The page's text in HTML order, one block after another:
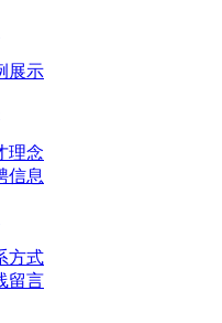
展示
理念
信息
方式
留言